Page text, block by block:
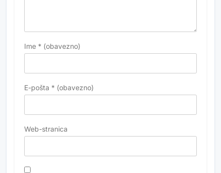
Ime * (obavezno)
E-pošta * (obavezno)
Web-stranica